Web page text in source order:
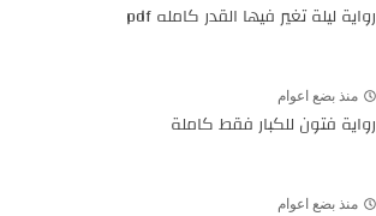
رواية ليلة تغير فيها القدر كامله pdf
منذ بضع اعوام
رواية فتون للكبار فقط كاملة
منذ بضع اعوام